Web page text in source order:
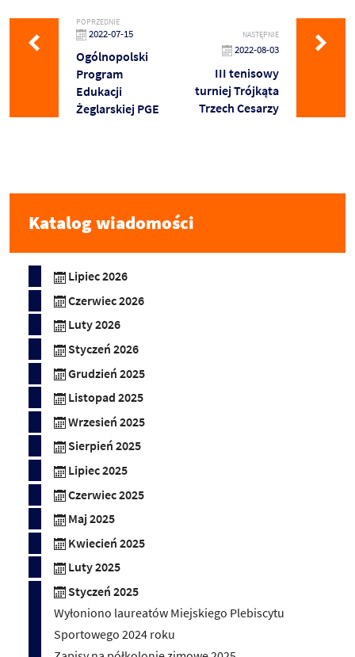
POPRZEDNIE
2022-07-15
Ogólnopolski
Program
Edukacji
Żeglarskiej PGE
NASTĘPNIE
2022-08-03
III tenisowy
turniej Trójkąta
Trzech Cesarzy
Katalog wiadomości
Lipiec 2026
Czerwiec 2026
Luty 2026
Styczeń 2026
Grudzień 2025
Listopad 2025
Wrzesień 2025
Sierpień 2025
Lipiec 2025
Czerwiec 2025
Maj 2025
Kwiecień 2025
Luty 2025
Styczeń 2025
Wyłoniono laureatów Miejskiego Plebiscytu
Sportowego 2024 roku